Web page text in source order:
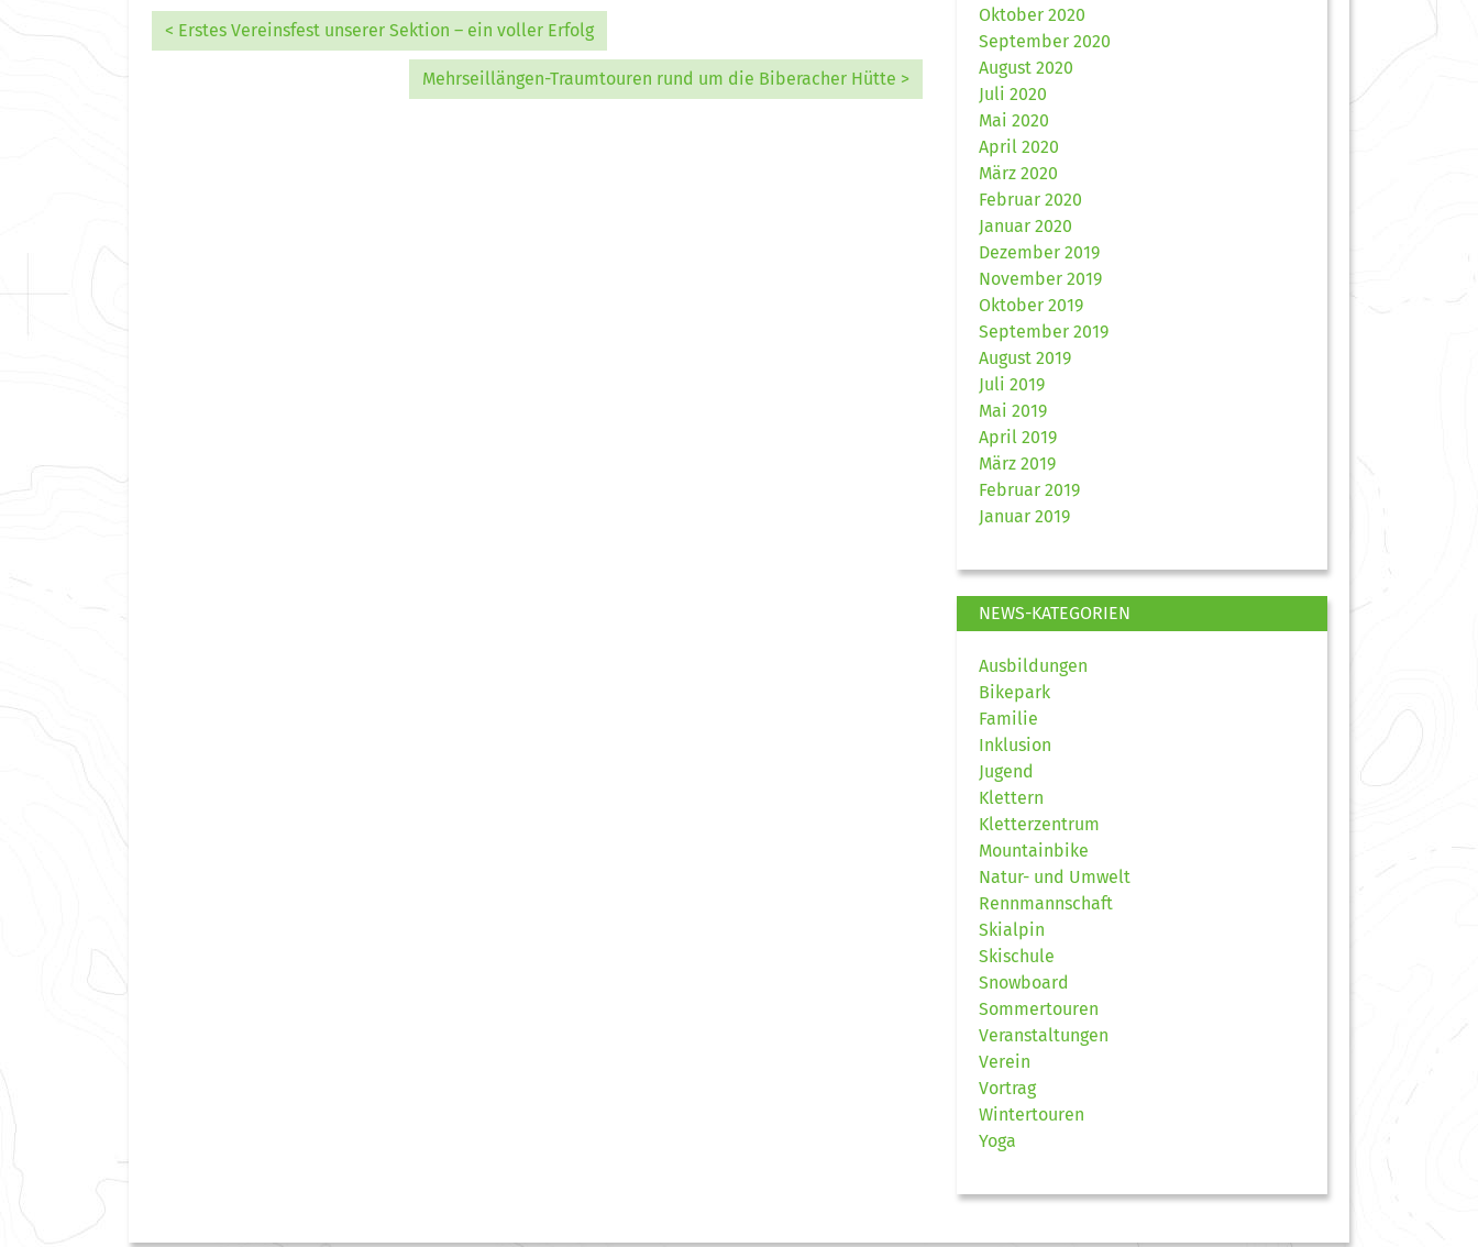
< Erstes Vereinsfest unserer Sektion – ein voller Erfolg
Mehrseillängen-Traumtouren rund um die Biberacher Hütte >
Oktober 2020
September 2020
August 2020
Juli 2020
Mai 2020
April 2020
März 2020
Februar 2020
Januar 2020
Dezember 2019
November 2019
Oktober 2019
September 2019
August 2019
Juli 2019
Mai 2019
April 2019
März 2019
Februar 2019
Januar 2019
NEWS-KATEGORIEN
Ausbildungen
Bikepark
Familie
Inklusion
Jugend
Klettern
Kletterzentrum
Mountainbike
Natur- und Umwelt
Rennmannschaft
Skialpin
Skischule
Snowboard
Sommertouren
Veranstaltungen
Verein
Vortrag
Wintertouren
Yoga